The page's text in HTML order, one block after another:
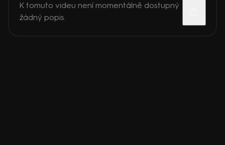
K tomuto videu není momentálně dostupný
žádný popis.